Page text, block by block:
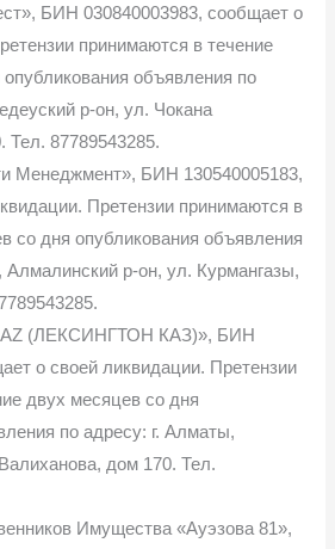
БИН 030840003983, сообщает о
принимаются в течение
объявления по
р-он, ул. Чокана
Тел. 87789543285.
Менеджмент», БИН 130540005183,
Претензии принимаются в
со дня опубликования объявления
Алмалинский р-он, ул. Курмангазы,
(ЛЕКСИНГТОН КАЗ)», БИН
о своей ликвидации. Претензии
двух месяцев со дня
по адресу: г. Алматы,
дом 170. Тел.
Имущества «Ауэзова 81»,